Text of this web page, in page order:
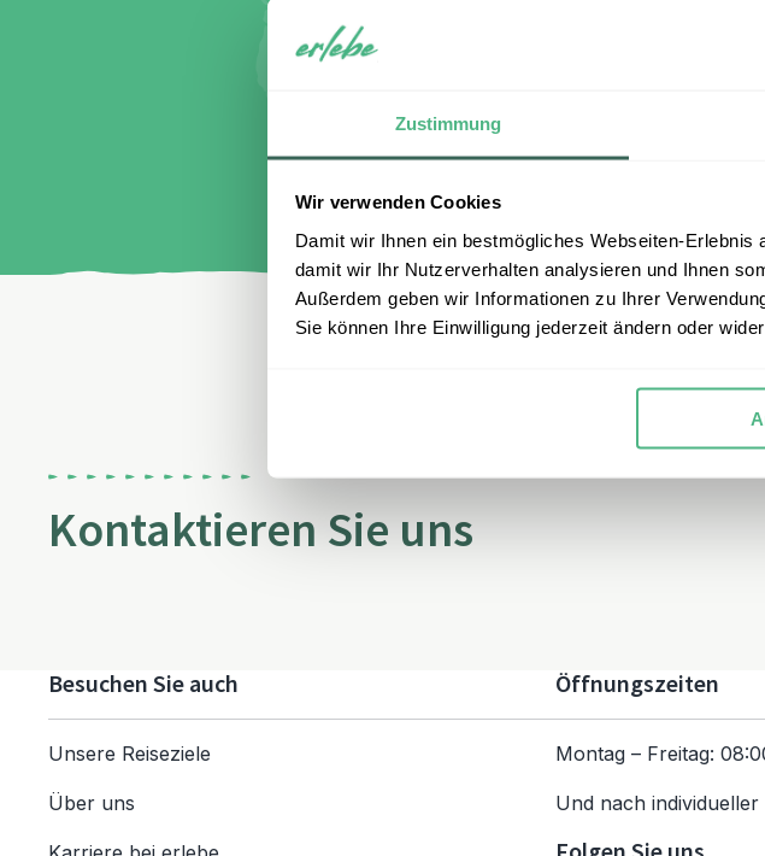
Zustimmung
Wir verwenden Cookies
Damit wir Ihnen ein bestmögliches Webseiten-
damit wir Ihr Nutzerverhalten analysieren und Ihnen
Außerdem geben wir Informationen zu Ihrer
Sie können Ihre Einwilligung jederzeit ändern oder
Kontaktieren Sie uns
Besuchen Sie auch
Unsere Reiseziele
Über uns
Öffnungszeiten
Montag – Freitag:
Und nach